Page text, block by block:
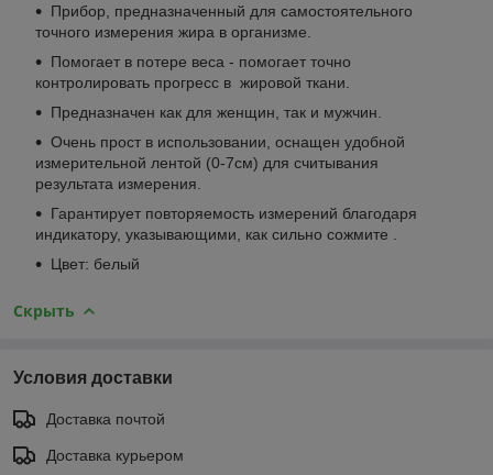
Прибор, предназначенный для самостоятельного
точного измерения жира в организме.
Помогает в потере веса - помогает точно
контролировать прогресс в жировой ткани.
Предназначен как для женщин, так и мужчин.
Очень прост в использовании, оснащен удобной
измерительной лентой (0-7см) для считывания
результата измерения.
Гарантирует повторяемость измерений благодаря
индикатору, указывающими, как сильно сожмите .
Цвет: белый
Скрыть
Условия доставки
Доставка почтой
Доставка курьером